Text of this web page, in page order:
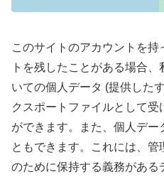
このサイトのアカウントを
トを残したことがある場合
いての個人データ (提供した
クスポートファイルとして
ができます。また、個人デー
ともできます。これには、
のために保持する義務がある